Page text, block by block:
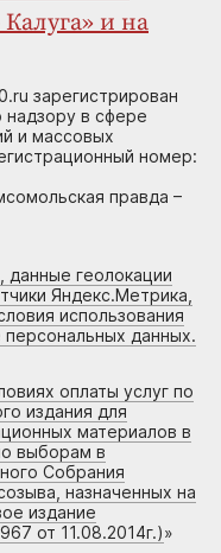
и на
зарегистрирован
в сфере
и массовых
номер:
правда –
данные геолокации
Яндекс.Метрика,
использования
данных.
оплаты услуг по
издания для
материалов в
выборам в
Собрания
назначенных на
издание
от 11.08.2014г.)»